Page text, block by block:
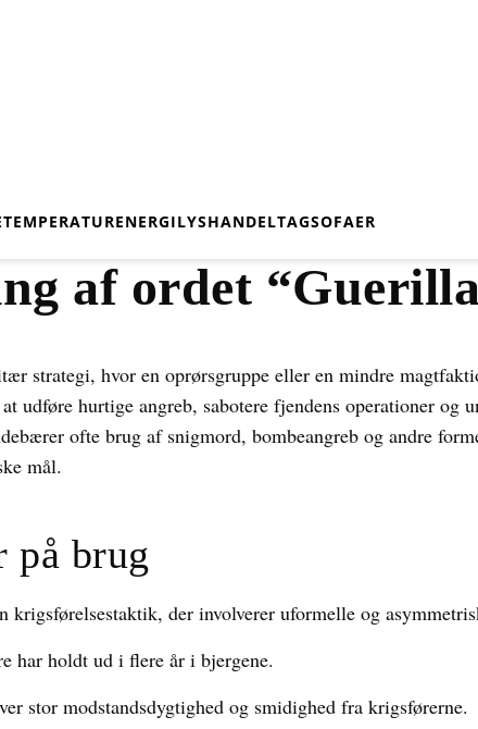
TEMPERATURENERGILYSHANDELTAGSOFAER
af ordet
strategi, hvor en oprørsgruppe eller en mindre
udføre hurtige angreb, sabotere fjendens operationer og
ofte brug af snigmord, bombeangreb og andre
mål.
på brug
krigsførelsestaktik, der involverer uformelle og
har holdt ud i flere år i bjergene.
stor modstandsdygtighed og smidighed fra krigsførerne.